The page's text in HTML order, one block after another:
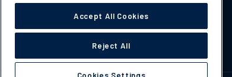
Accept All Cookies
Reject All